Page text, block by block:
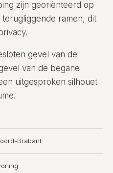
zijn georiënteerd op
ramen, dit
gevel van de
van de begane
uitgesproken silhouet
Brabant